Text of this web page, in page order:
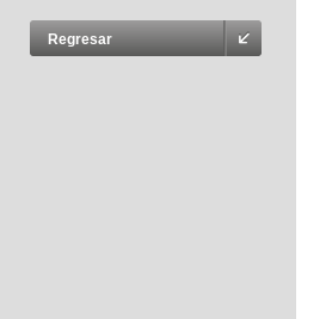
Regresar